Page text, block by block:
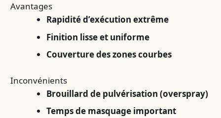
Avantages
Rapidité d’exécution extrême
Finition lisse et uniforme
Couverture des zones courbes
Inconvénients
Brouillard de pulvérisation (overspray)
Temps de masquage important